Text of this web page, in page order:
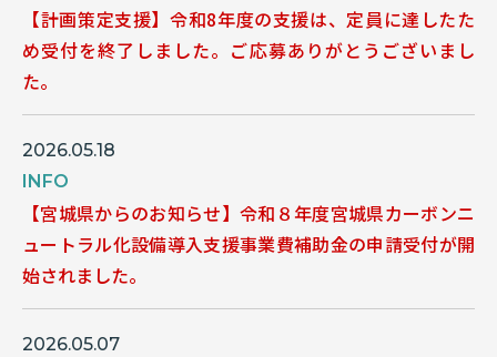
【計画策定支援】令和8年度の支援は、定員に達したた
め受付を終了しました。ご応募ありがとうございまし
た。
2026.05.18
INFO
【宮城県からのお知らせ】令和８年度宮城県カーボンニ
ュートラル化設備導入支援事業費補助金の申請受付が開
始されました。
2026.05.07